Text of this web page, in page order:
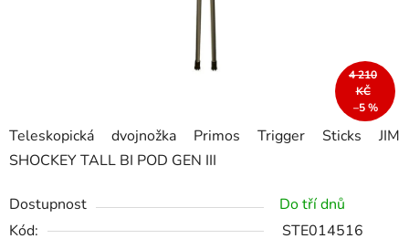
Teleskopická dvojnožka Primos Trigger Sticks JIM
SHOCKEY TALL BI POD GEN III
Dostupnost
Do tří dnů
Kód:
STE014516
4 210
KČ
–5 %